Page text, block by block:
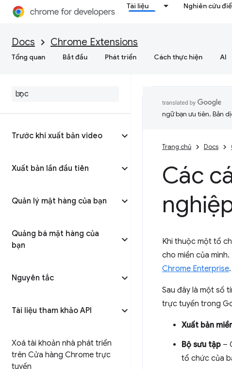
Tài liệu Nghiên cứu
Docs Chrome Extensions
Tổng quan Bắt đầu Phát triển Cách thực hiện AI
Trước khi xuất bản video
Xuất bản lần đầu tiên
Quản lý mặt hàng của bạn
Quảng bá mặt hàng của
bạn
Nguyên tắc
Tài liệu tham khảo API
Xoá tài khoản nhà phát triển
trên Cửa hàng Chrome trực
tuyến
ngữ bạn ưu tiên. Bản
Trang chủ Docs
Các
Khi thuộc một tổ
cho miền của
Chrome Enterprise.
Sau đây là một số
trực tuyến trong
Xuất bản
Bộ sưu tập –
tổ chức của